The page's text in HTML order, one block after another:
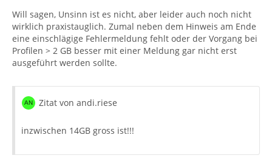
Will sagen, Unsinn ist es nicht, aber leider auch noch nicht
wirklich praxistauglich. Zumal neben dem Hinweis am Ende
eine einschlägige Fehlermeldung fehlt oder der Vorgang bei
Profilen > 2 GB besser mit einer Meldung gar nicht erst
ausgeführt werden sollte.
Zitat von andi.riese
inzwischen 14GB gross ist!!!